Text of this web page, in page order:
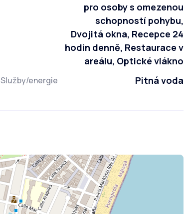
pro osoby s omezenou
schopností pohybu,
Dvojitá okna, Recepce 24
hodin denně, Restaurace v
areálu, Optické vlákno
Služby/energie Pitná voda